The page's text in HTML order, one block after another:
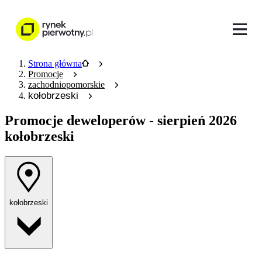
Strona główna
Promocje
zachodniopomorskie
kołobrzeski
Promocje deweloperów - sierpień 2026
kołobrzeski
kołobrzeski